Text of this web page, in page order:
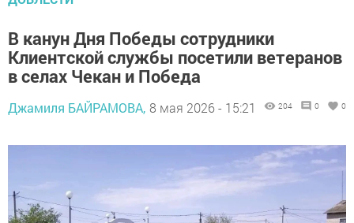
В канун Дня Победы сотрудники
Клиентской службы посетили ветеранов
в селах Чекан и Победа
Джамиля БАЙРАМОВА, 8 мая 2026 - 15:21 204 0 0